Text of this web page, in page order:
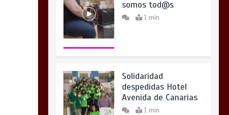
somos tod@s
1 min
Solidaridad
despedidas Hotel
Avenida de Canarias
1 min